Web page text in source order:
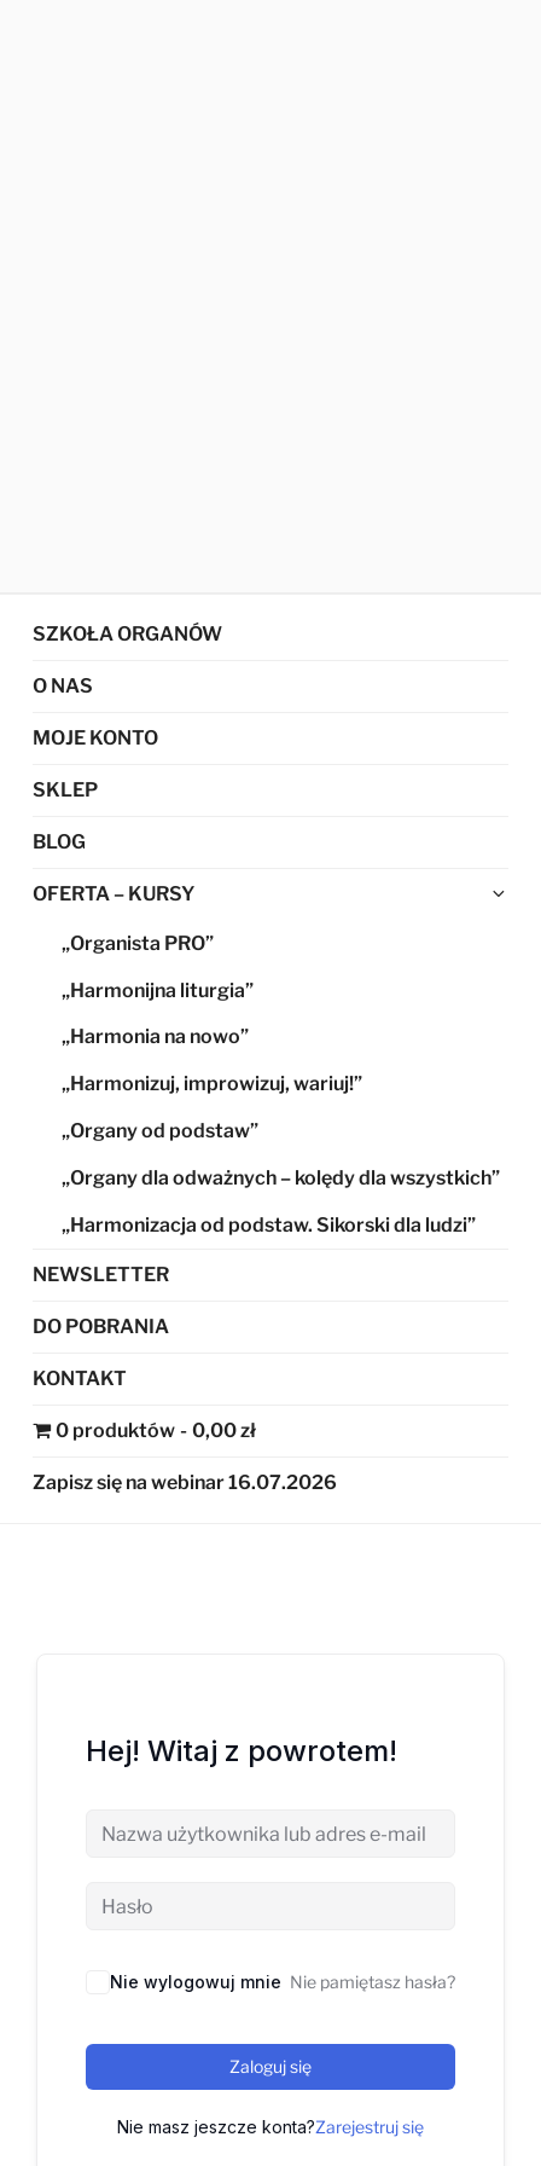
SZKOŁA ORGANÓW
O NAS
MOJE KONTO
SKLEP
BLOG
OFERTA – KURSY
„Organista PRO”
„Harmonijna liturgia”
„Harmonia na nowo”
„Harmonizuj, improwizuj, wariuj!”
„Organy od podstaw”
„Organy dla odważnych – kolędy dla wszystkich”
„Harmonizacja od podstaw. Sikorski dla ludzi”
NEWSLETTER
DO POBRANIA
KONTAKT
0 produktów 0,00 zł
Zapisz się na webinar 16.07.2026
Hej! Witaj z powrotem!
Nie wylogowuj mnie Nie pamiętasz hasła?
Zaloguj się
Nie masz jeszcze konta?Zarejestruj się